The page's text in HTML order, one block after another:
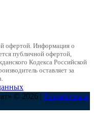
офертой. Информация о
публичной офертой,
Кодекса Российской
оставляет за
© 2026 | Разработка и